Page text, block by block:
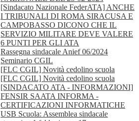
[Sindacato Nazionale FederATA] ANCHE
I TRIBUNALI DI ROMA SIRACUSA E
CAMPOBASSO DICONO CHE IL
SERVIZIO MILITARE DEVE VALERE
6 PUNTI PER GLI ATA
Rassegna sindacale Anief 06/2024
Seminario CGIL
[FLC CGIL] Novità cedolino scuola
[FLC CGIL] Novità cedolino scuola
[SINDACATO ATA - INFORMAZIONI]
FENSIR SAATA INFORMA -
CERTIFICAZIONI INFORMATICHE
USB Scuola: Assemblea sindacale